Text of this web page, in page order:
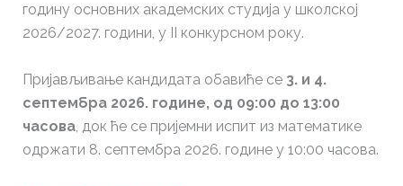
годину основних академских студија у школској
2026/2027. години, у II конкурсном року.
Пријављивање кандидата обавиће се 3. и 4.
септембра 2026. године, од 09:00 до 13:00
часова, док ће се пријемни испит из математике
одржати 8. септембра 2026. године у 10:00 часова.